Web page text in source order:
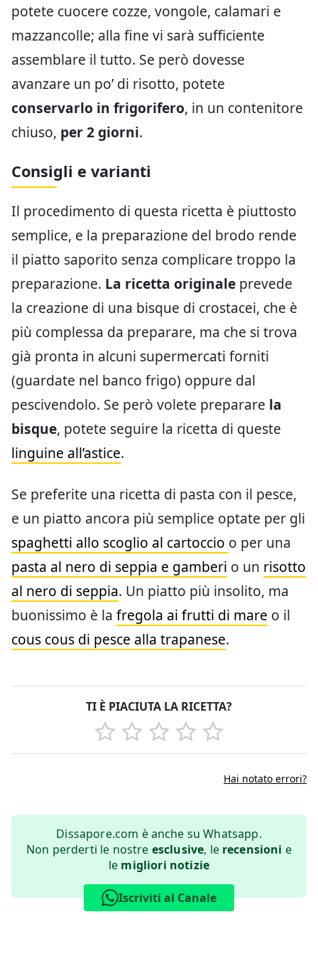
potete cuocere cozze, vongole, calamari e
mazzancolle; alla fine vi sarà sufficiente
assemblare il tutto. Se però dovesse
avanzare un po’ di risotto, potete
conservarlo in frigorifero, in un contenitore
chiuso, per 2 giorni.
Consigli e varianti
Il procedimento di questa ricetta è piuttosto
semplice, e la preparazione del brodo rende
il piatto saporito senza complicare troppo la
preparazione. La ricetta originale prevede
la creazione di una bisque di crostacei, che è
più complessa da preparare, ma che si trova
già pronta in alcuni supermercati forniti
(guardate nel banco frigo) oppure dal
pescivendolo. Se però volete preparare la
bisque, potete seguire la ricetta di queste
linguine all’astice.
Se preferite una ricetta di pasta con il pesce,
e un piatto ancora più semplice optate per gli
spaghetti allo scoglio al cartoccio o per una
pasta al nero di seppia e gamberi o un risotto
al nero di seppia. Un piatto più insolito, ma
buonissimo è la fregola ai frutti di mare o il
cous cous di pesce alla trapanese.
TI È PIACIUTA LA RICETTA?
Hai notato errori?
Dissapore.com è anche su Whatsapp.
Non perderti le nostre esclusive, le recensioni e
le migliori notizie
Iscriviti al Canale